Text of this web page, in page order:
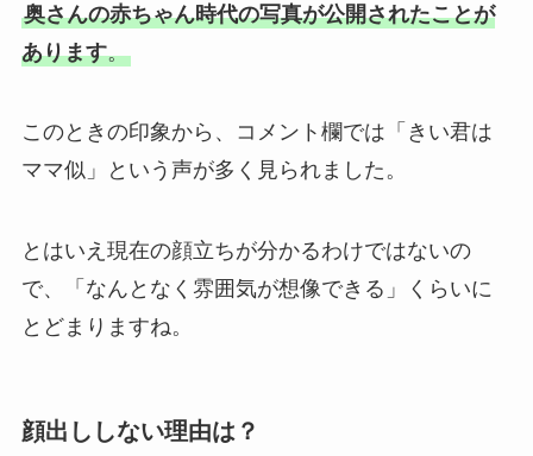
奥さんの赤ちゃん時代の写真が公開されたことが
あります。
このときの印象から、コメント欄では「きい君は
ママ似」という声が多く見られました。
とはいえ現在の顔立ちが分かるわけではないの
で、「なんとなく雰囲気が想像できる」くらいに
とどまりますね。
顔出ししない理由は？